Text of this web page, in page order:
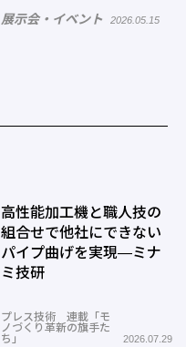
展示会・イベント 2026.05.15
高性能加工機と職人技の
組合せで他社にできない
パイプ曲げを実現―ミナ
ミ技研
プレス技術 連載「モ
ノづくり革新の旗手た
ち」
2026.07.29